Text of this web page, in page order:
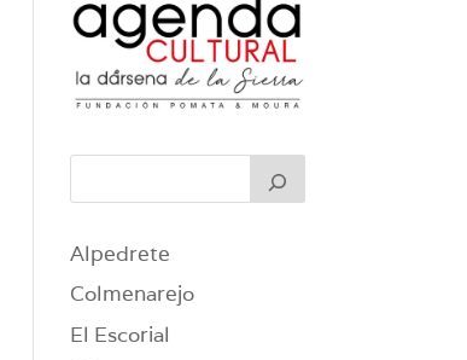
Alpedrete
Colmenarejo
El Escorial